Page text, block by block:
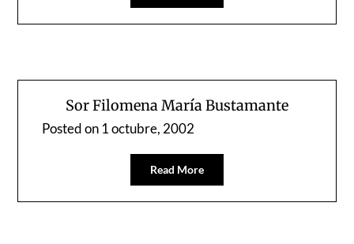
Sor Filomena María Bustamante
Posted on1 octubre, 2002
Read More